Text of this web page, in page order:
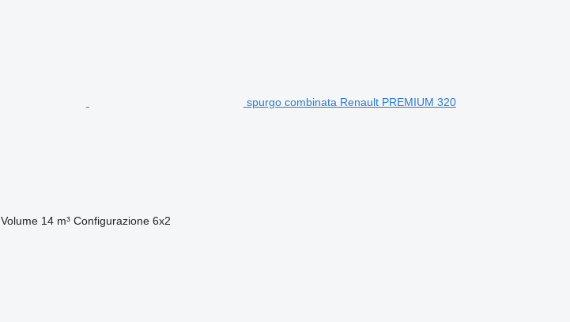
spurgo combinata Renault PREMIUM 320
Volume 14 m³ Configurazione 6x2